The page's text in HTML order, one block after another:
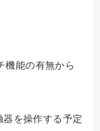
機能の有無から
を操作する予定